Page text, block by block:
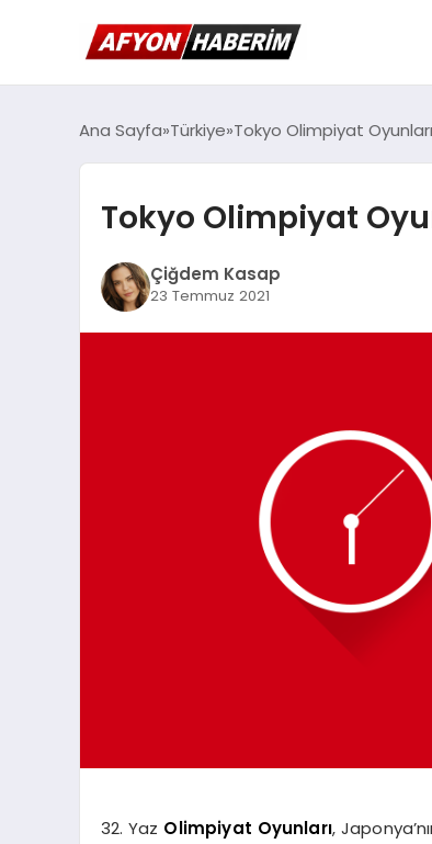
Ana Sayfa Türkiye Tokyo Olimpiyat
Tokyo Olimpiyat
Çiğdem Kasap
23 Temmuz 2021
32. Yaz Olimpiyat Oyunları,